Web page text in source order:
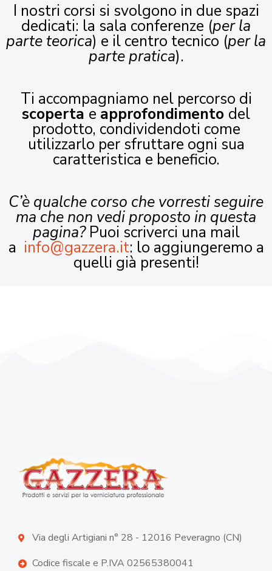
I nostri corsi si svolgono in due spazi
dedicati: la sala conferenze (per la
parte teorica) e il centro tecnico (per la
parte pratica).
Ti accompagniamo nel percorso di
scoperta e approfondimento del
prodotto, condividendoti come
utilizzarlo per sfruttare ogni sua
caratteristica e beneficio.
C’è qualche corso che vorresti seguire
ma che non vedi proposto in questa
pagina?Puoi scriverci una mail
a info@gazzera.it: lo aggiungeremo a
quelli già presenti!
Via degli Artigiani n° 28 - 12016 Peveragno (CN)
Codice fiscale e P.IVA 02565380041